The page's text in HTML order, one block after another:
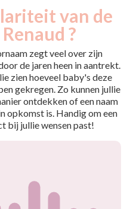
van de
?
zegt veel over zijn
de jaren heen in aantrekt.
zien hoeveel baby's deze
gekregen. Zo kunnen jullie
ontdekken of een naam
opkomst is. Handig om een
bij jullie wensen past!